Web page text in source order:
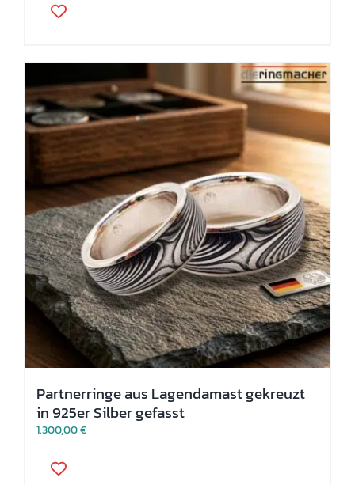
Produkt
Die
Optionen
können
auf
der
Produktseite
gewählt
werden
Partnerringe aus Lagendamast gekreuzt
in 925er Silber gefasst
1.300,00€
Produkt